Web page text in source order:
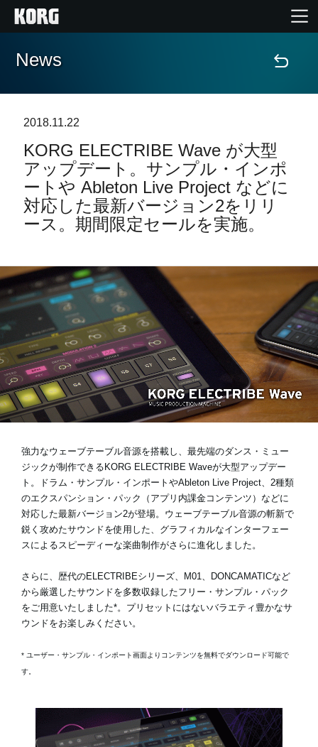
Home
Import Products
Features
Events
Support
Store Locator
News
Location
Social Media
About KORG
News
2018.11.22
KORG ELECTRIBE Wave が大型
アップデート。サンプル・インポ
ートや Ableton Live Project などに
対応した最新バージョン2をリリ
ース。期間限定セールを実施。
強力なウェーブテーブル音源を搭載し、最先端のダンス・ミュー
ジックが制作できるKORG ELECTRIBE Waveが大型アップデー
ト。ドラム・サンプル・インポートやAbleton Live Project、2種類
のエクスパンション・パック（アプリ内課金コンテンツ）などに
対応した最新バージョン2が登場。ウェーブテーブル音源の斬新で
鋭く攻めたサウンドを使用した、グラフィカルなインターフェー
スによるスピーディーな楽曲制作がさらに進化しました。
さらに、歴代のELECTRIBEシリーズ、M01、DONCAMATICなど
から厳選したサウンドを多数収録したフリー・サンプル・パック
をご用意いたしました*。プリセットにはないバラエティ豊かなサ
ウンドをお楽しみください。
* ユーザー・サンプル・インポート画面よりコンテンツを無料でダウンロード可能で
す。